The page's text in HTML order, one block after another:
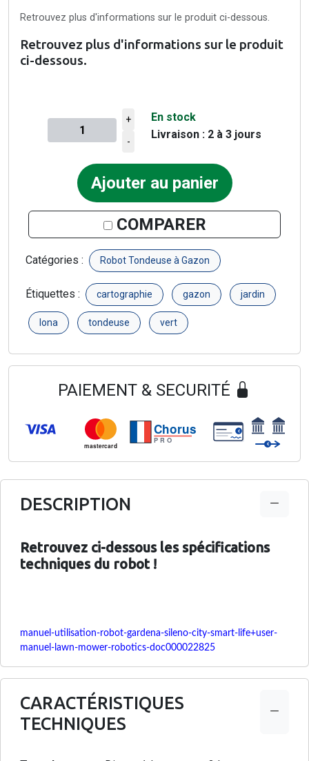
Retrouvez plus d'informations sur le produit ci-dessous.
Retrouvez plus d'informations sur le produit
ci-dessous.
Quantité à ajouter au panier
+
-
En stock
Livraison : 2 à 3 jours
Ajouter au panier
COMPARER
Catégories : Robot Tondeuse à Gazon
Étiquettes : cartographie gazon jardin
lona tondeuse vert
PAIEMENT & SECURITÉ
mastercard
Chorus
PRO
€
€
DESCRIPTION
Retrouvez ci-dessous les spécifications
techniques du robot !
manuel-utilisation-robot-gardena-sileno-city-smart-life+user-
manuel-lawn-mower-robotics-doc000022825
CARACTÉRISTIQUES
TECHNIQUES